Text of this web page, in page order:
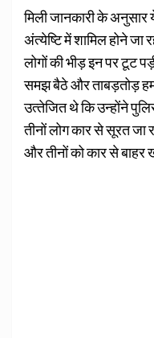
मिली जानकारी के अनुसार
अंत्‍येष्टि में शामिल होने
लोगों की भीड़ इन पर टूट
समझ बैठे और ताबड़तोड़
उत्‍तेजित थे कि उन्‍होंने
तीनों लोग कार से सूरत जा
और तीनों को कार से बाहर